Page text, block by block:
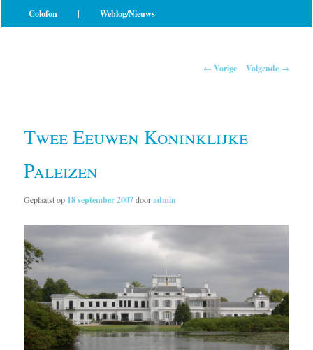
Colofon | Weblog/Nieuws
← Vorige Volgende →
Twee Eeuwen Koninklijke
Paleizen
Geplaatst op 18 september 2007dooradmin